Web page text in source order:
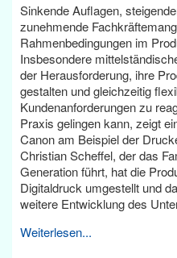
Sinkende Auflagen,
zunehmende
Rahmenbedingungen im
Insbesondere
der Herausforderung, ihre
gestalten und gleichzeitig
Kundenanforderungen zu
Praxis gelingen kann, zeigt
Canon am Beispiel der
Christian Scheffel, der das
Generation führt, hat die
Digitaldruck umgestellt und
weitere Entwicklung des
Weiterlesen...